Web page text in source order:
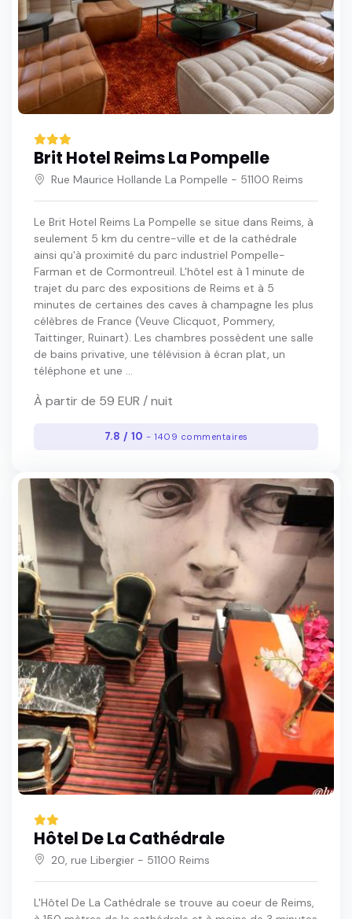
Brit Hotel Reims La Pompelle
Rue Maurice Hollande La Pompelle - 51100 Reims
Le Brit Hotel Reims La Pompelle se situe dans Reims, à
seulement 5 km du centre-ville et de la cathédrale
ainsi qu'à proximité du parc industriel Pompelle-
Farman et de Cormontreuil. L'hôtel est à 1 minute de
trajet du parc des expositions de Reims et à 5
minutes de certaines des caves à champagne les plus
célèbres de France (Veuve Clicquot, Pommery,
Taittinger, Ruinart). Les chambres possèdent une salle
de bains privative, une télévision à écran plat, un
téléphone et une ...
À partir de 59 EUR / nuit
7.8 / 10 - 1409 commentaires
Hôtel De La Cathédrale
20, rue Libergier - 51100 Reims
L'Hôtel De La Cathédrale se trouve au coeur de Reims,